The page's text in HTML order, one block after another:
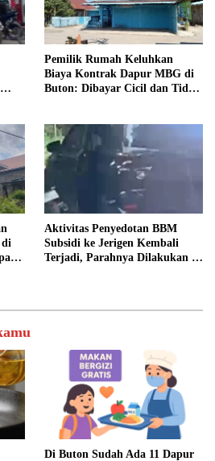
Pemilik Rumah Keluhkan
Biaya Kontrak Dapur MBG di
Buton: Dibayar Cicil dan Tidak
Aktivitas Penyedotan BBM
Subsidi ke Jerigen Kembali
Terjadi, Parahnya Dilakukan di
Di Buton Sudah Ada 11 Dapur